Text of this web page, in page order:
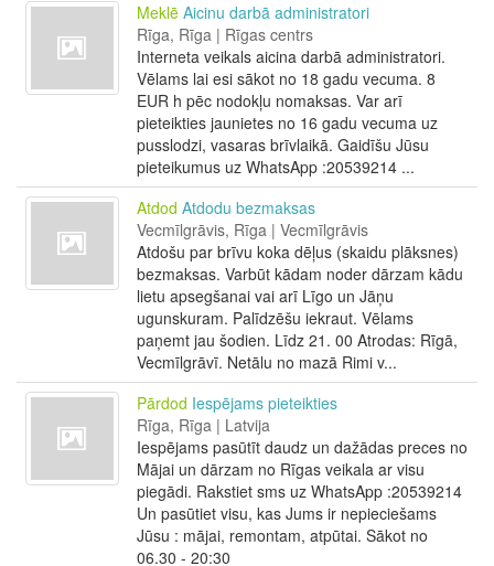
Meklē Aicinu darbā administratori
Rīga, Rīga | Rīgas centrs
Interneta veikals aicina darbā administratori.
Vēlams lai esi sākot no 18 gadu vecuma. 8
EUR h pēc nodokļu nomaksas. Var arī
pieteikties jaunietes no 16 gadu vecuma uz
pusslodzi, vasaras brīvlaikā. Gaidīšu Jūsu
pieteikumus uz WhatsApp :20539214 ...
Atdod Atdodu bezmaksas
Vecmīlgrāvis, Rīga | Vecmīlgrāvis
Atdošu par brīvu koka dēļus (skaidu plāksnes)
bezmaksas. Varbūt kādam noder dārzam kādu
lietu apsegšanai vai arī Līgo un Jāņu
ugunskuram. Palīdzēšu iekraut. Vēlams
paņemt jau šodien. Līdz 21. 00 Atrodas: Rīgā,
Vecmīlgrāvī. Netālu no mazā Rimi v...
Pārdod Iespējams pieteikties
Rīga, Rīga | Latvija
Iespējams pasūtīt daudz un dažādas preces no
Mājai un dārzam no Rīgas veikala ar visu
piegādi. Rakstiet sms uz WhatsApp :20539214
Un pasūtiet visu, kas Jums ir nepieciešams
Jūsu : mājai, remontam, atpūtai. Sākot no
06.30 - 20:30